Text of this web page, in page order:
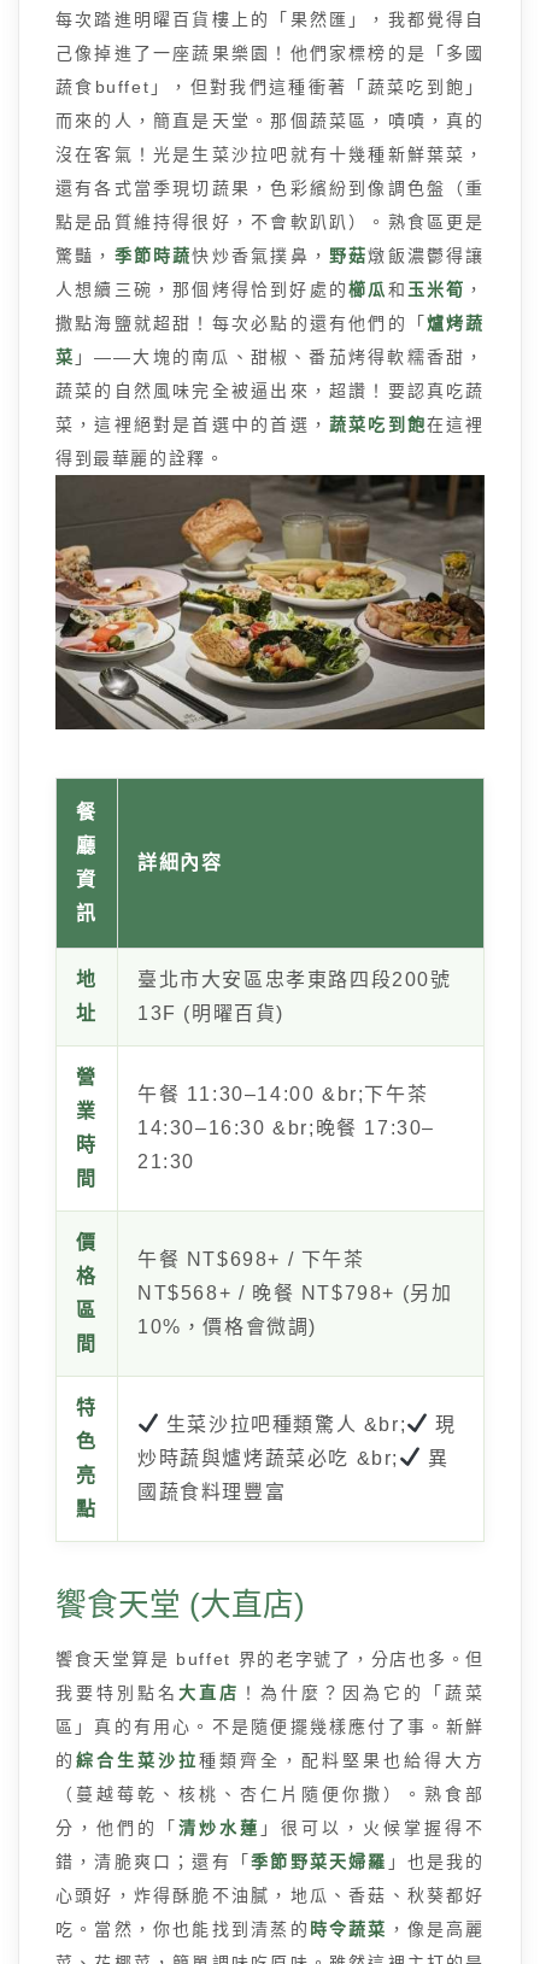
每次踏進明曜百貨樓上的「果然匯」，我都覺得自
己像掉進了一座蔬果樂園！他們家標榜的是「多國
蔬食buffet」，但對我們這種衝著「蔬菜吃到飽」
而來的人，簡直是天堂。那個蔬菜區，嘖嘖，真的
沒在客氣！光是生菜沙拉吧就有十幾種新鮮葉菜，
還有各式當季現切蔬果，色彩繽紛到像調色盤（重
點是品質維持得很好，不會軟趴趴）。熟食區更是
驚豔， 季節時蔬快炒香氣撲鼻， 野菇燉飯濃鬱得讓
人想續三碗，那個烤得恰到好處的櫛瓜和玉米筍 ，
撒點海鹽就超甜！每次必點的還有他們的「 爐烤蔬
菜 」——大塊的南瓜、甜椒、番茄烤得軟糯香甜，
蔬菜的自然風味完全被逼出來，超讚！要認真吃蔬
菜，這裡絕對是首選中的首選， 蔬菜吃到飽在這裡
得到最華麗的詮釋。
餐
廳
資
訊
詳細內容
地
址
臺北市大安區忠孝東路四段200號
13F (明曜百貨)
營
業
時
間
午餐 11:30–14:00 &br;下午茶
14:30–16:30 &br;晚餐 17:30–
21:30
價
格
區
間
午餐 NT$698+ / 下午茶
NT$568+ / 晚餐 NT$798+ (另加
10%，價格會微調)
特
色
亮
點
生菜沙拉吧種類驚人 &br;
現
炒時蔬與爐烤蔬菜必吃 &br;
異
國蔬食料理豐富
饗食天堂 (大直店)
饗食天堂算是 buffet 界的老字號了，分店也多。但
我要特別點名大直店 ！為什麼？因為它的「蔬菜
區」真的有用心。不是隨便擺幾樣應付了事。新鮮
的綜合生菜沙拉種類齊全，配料堅果也給得大方
（蔓越莓乾、核桃、杏仁片隨便你撒）。熟食部
分，他們的「清炒水蓮 」很可以，火候掌握得不
錯，清脆爽口；還有「季節野菜天婦羅 」也是我的
心頭好，炸得酥脆不油膩，地瓜、香菇、秋葵都好
吃。當然，你也能找到清蒸的 時令蔬菜 ，像是高麗